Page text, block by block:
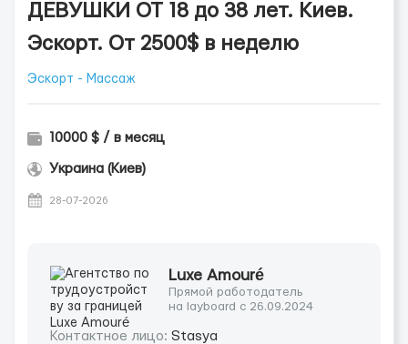
ДЕВУШКИ ОТ 18 до 38 лет. Киев.
Эскорт. От 2500$ в неделю
Эскорт - Массаж
10000 $ / в месяц
Украина (Киев)
28-07-2026
Luxe Amouré
Прямой работодатель
на layboard с 26.09.2024
Контактное лицо: Stasya